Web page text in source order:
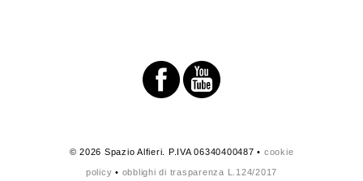
© 2026 Spazio Alfieri. P.IVA 06340400487 • cookie
policy • obblighi di trasparenza L.124/2017